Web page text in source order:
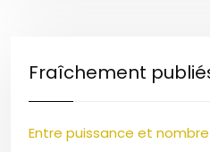
Fraîchement
Entre puissance et